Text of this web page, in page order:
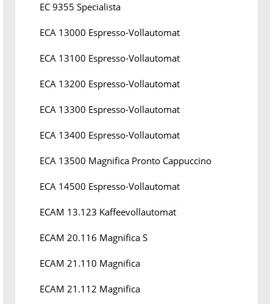
EC 9355 Specialista
ECA 13000 Espresso-Vollautomat
ECA 13100 Espresso-Vollautomat
ECA 13200 Espresso-Vollautomat
ECA 13300 Espresso-Vollautomat
ECA 13400 Espresso-Vollautomat
ECA 13500 Magnifica Pronto Cappuccino
ECA 14500 Espresso-Vollautomat
ECAM 13.123 Kaffeevollautomat
ECAM 20.116 Magnifica S
ECAM 21.110 Magnifica
ECAM 21.112 Magnifica